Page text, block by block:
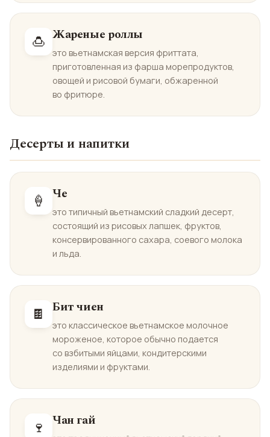
🍮 Жареные роллы
это вьетнамская версия фриттата,
приготовленная из фарша морепродуктов,
овощей и рисовой бумаги, обжаренной
во фритюре.
Десерты и напитки
🍦 Че
это типичный вьетнамский сладкий десерт,
состоящий из рисовых лапшек, фруктов,
консервированного сахара, соевого молока
и льда.
🍫 Бит чиен
это классическое вьетнамское молочное
мороженое, которое обычно подается
со взбитыми яйцами, кондитерскими
изделиями и фруктами.
🍷 Чан гай